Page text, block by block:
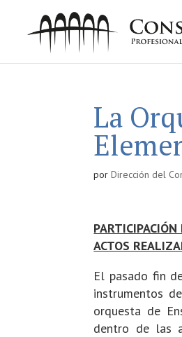
La
porDirección del
ACTOS
El pasado fin
instrumentos
orquesta de
dentro de las